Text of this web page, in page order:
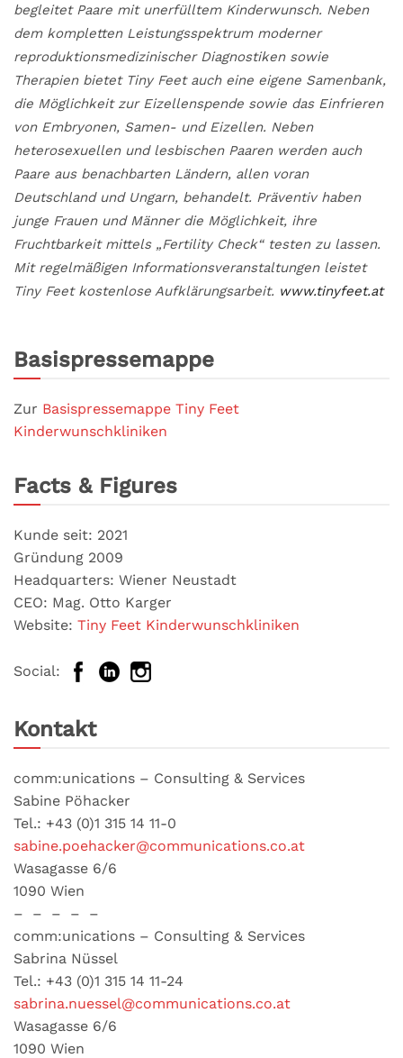
begleitet Paare mit unerfülltem Kinderwunsch. Neben
dem kompletten Leistungsspektrum moderner
reproduktionsmedizinischer Diagnostiken sowie
Therapien bietet Tiny Feet auch eine eigene Samenbank,
die Möglichkeit zur Eizellenspende sowie das Einfrieren
von Embryonen, Samen- und Eizellen. Neben
heterosexuellen und lesbischen Paaren werden auch
Paare aus benachbarten Ländern, allen voran
Deutschland und Ungarn, behandelt. Präventiv haben
junge Frauen und Männer die Möglichkeit, ihre
Fruchtbarkeit mittels „Fertility Check“ testen zu lassen.
Mit regelmäßigen Informationsveranstaltungen leistet
Tiny Feet kostenlose Aufklärungsarbeit. www.tinyfeet.at
Basispressemappe
Zur Basispressemappe Tiny Feet
Kinderwunschkliniken
Facts & Figures
Kunde seit: 2021
Gründung 2009
Headquarters: Wiener Neustadt
CEO: Mag. Otto Karger
Website: Tiny Feet Kinderwunschkliniken
Social:
Kontakt
comm:unications – Consulting & Services
Sabine Pöhacker
Tel.: +43 (0)1 315 14 11-0
sabine.poehacker@communications.co.at
Wasagasse 6/6
1090 Wien
– – – – –
comm:unications – Consulting & Services
Sabrina Nüssel
Tel.: +43 (0)1 315 14 11-24
sabrina.nuessel@communications.co.at
Wasagasse 6/6
1090 Wien